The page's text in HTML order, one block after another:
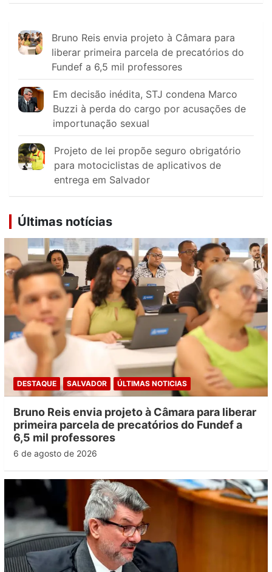
Bruno Reis envia projeto à Câmara para
liberar primeira parcela de precatórios do
Fundef a 6,5 mil professores
Em decisão inédita, STJ condena Marco
Buzzi à perda do cargo por acusações de
importunação sexual
Projeto de lei propõe seguro obrigatório
para motociclistas de aplicativos de
entrega em Salvador
Últimas notícias
DESTAQUE SALVADOR ÚLTIMAS NOTICIAS
Bruno Reis envia projeto à Câmara para liberar
primeira parcela de precatórios do Fundef a
6,5 mil professores
6 de agosto de 2026